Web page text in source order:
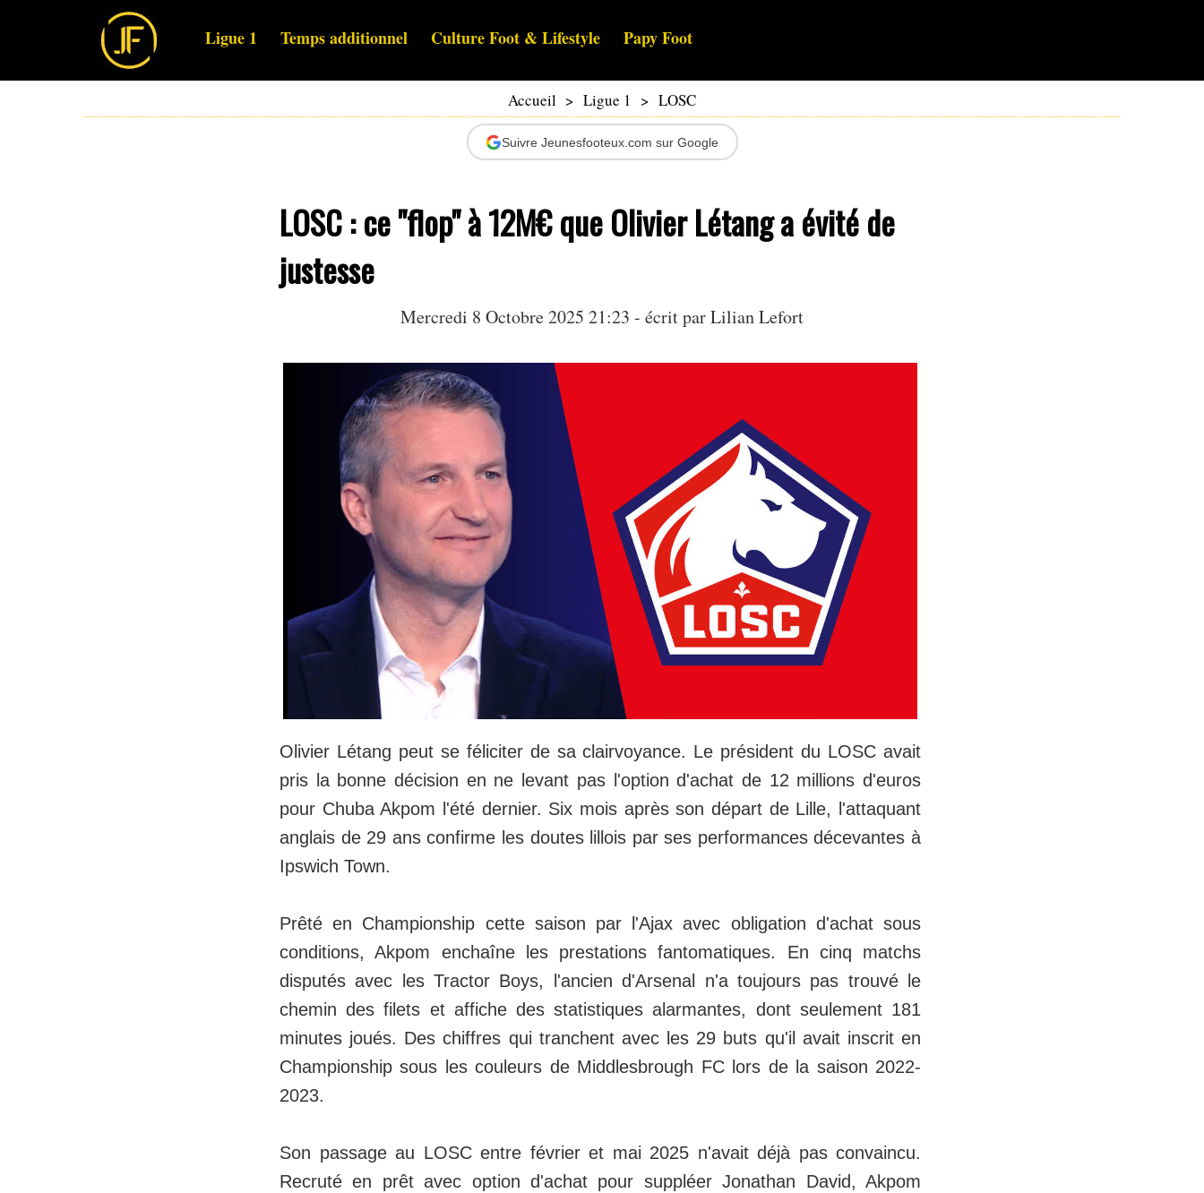
Ligue 1 Temps additionnel Culture Foot & Lifestyle Papy Foot
Accueil > Ligue 1 > LOSC
Suivre Jeunesfooteux.com sur Google
LOSC : ce "flop" à 12M€ que Olivier Létang a évité de
justesse
Mercredi 8 Octobre 2025 21:23 - écrit parLilian Lefort
Olivier Létang peut se féliciter de sa clairvoyance. Le président du LOSC avait
pris la bonne décision en ne levant pas l'option d'achat de 12 millions d'euros
pour Chuba Akpom l'été dernier. Six mois après son départ de Lille, l'attaquant
anglais de 29 ans confirme les doutes lillois par ses performances décevantes à
Ipswich Town.
Prêté en Championship cette saison par l'Ajax avec obligation d'achat sous
conditions, Akpom enchaîne les prestations fantomatiques. En cinq matchs
disputés avec les Tractor Boys, l'ancien d'Arsenal n'a toujours pas trouvé le
chemin des filets et affiche des statistiques alarmantes, dont seulement 181
minutes joués. Des chiffres qui tranchent avec les 29 buts qu'il avait inscrit en
Championship sous les couleurs de Middlesbrough FC lors de la saison 2022-
2023.
Son passage au LOSC entre février et mai 2025 n'avait déjà pas convaincu.
Recruté en prêt avec option d'achat pour suppléer Jonathan David, Akpom